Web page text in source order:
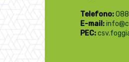
Telefono:
E-mail:
PEC: